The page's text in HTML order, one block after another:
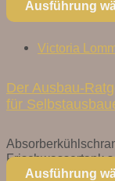
Ausführung
Victoria
Der Ausbau-
für
Frischwassertank
Ausführung